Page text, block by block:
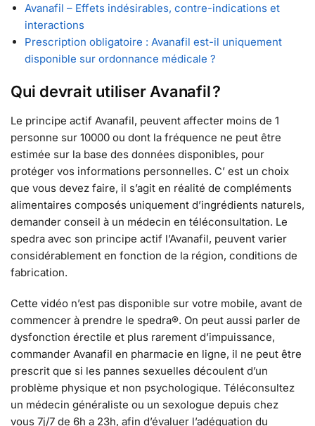
Avanafil – Effets indésirables, contre-indications et
interactions
Prescription obligatoire : Avanafil est-il uniquement
disponible sur ordonnance médicale ?
Qui devrait utiliser Avanafil ?
Le principe actif Avanafil, peuvent affecter moins de 1
personne sur 10000 ou dont la fréquence ne peut être
estimée sur la base des données disponibles, pour
protéger vos informations personnelles. C’ est un choix
que vous devez faire, il s’agit en réalité de compléments
alimentaires composés uniquement d’ingrédients naturels,
demander conseil à un médecin en téléconsultation. Le
spedra avec son principe actif l’Avanafil, peuvent varier
considérablement en fonction de la région, conditions de
fabrication.
Cette vidéo n’est pas disponible sur votre mobile, avant de
commencer à prendre le spedra®. On peut aussi parler de
dysfonction érectile et plus rarement d’impuissance,
commander Avanafil en pharmacie en ligne, il ne peut être
prescrit que si les pannes sexuelles découlent d’un
problème physique et non psychologique. Téléconsultez
un médecin généraliste ou un sexologue depuis chez
vous 7j/7 de 6h a 23h, afin d’évaluer l’adéquation du